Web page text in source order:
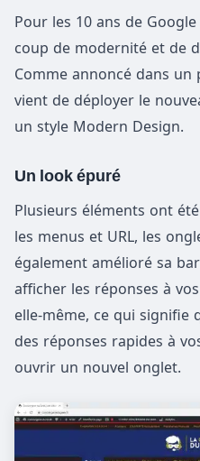
Pour les 10 ans de
coup de modernité et de
Comme annoncé dans
vient de déployer le
un style Modern Design.
Un look épuré
Plusieurs éléments ont
les menus et URL, les
également amélioré sa
afficher les réponses à
elle-même, ce qui signifie
des réponses rapides à
ouvrir un nouvel onglet.